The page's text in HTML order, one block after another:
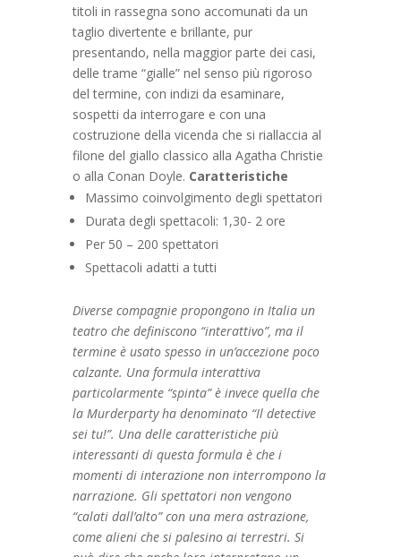
titoli in rassegna sono accomunati da un
taglio divertente e brillante, pur
presentando, nella maggior parte dei casi,
delle trame “gialle” nel senso più rigoroso
del termine, con indizi da esaminare,
sospetti da interrogare e con una
costruzione della vicenda che si riallaccia al
filone del giallo classico alla Agatha Christie
o alla Conan Doyle. Caratteristiche
Massimo coinvolgimento degli spettatori
Durata degli spettacoli: 1,30- 2 ore
Per 50 – 200 spettatori
Spettacoli adatti a tutti
Diverse compagnie propongono in Italia un
teatro che definiscono “interattivo”, ma il
termine è usato spesso in un’accezione poco
calzante. Una formula interattiva
particolarmente “spinta” è invece quella che
la Murderparty ha denominato “Il detective
sei tu!”. Una delle caratteristiche più
interessanti di questa formula è che i
momenti di interazione non interrompono la
narrazione. Gli spettatori non vengono
“calati dall’alto” con una mera astrazione,
come alieni che si palesino ai terrestri. Si